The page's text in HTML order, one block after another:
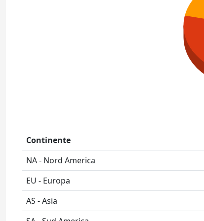
Continente
NA - Nord America
EU - Europa
AS - Asia